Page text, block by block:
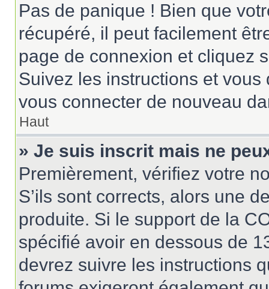
Pas de panique ! Bien que
récupéré, il peut facilement
page de connexion et cliquez
Suivez les instructions et
vous connecter de nouveau
Haut
» Je suis inscrit mais ne
Premièrement, vérifiez votre
S’ils sont corrects, alors une
produite. Si le support de la
spécifié avoir en dessous de
devrez suivre les instructions